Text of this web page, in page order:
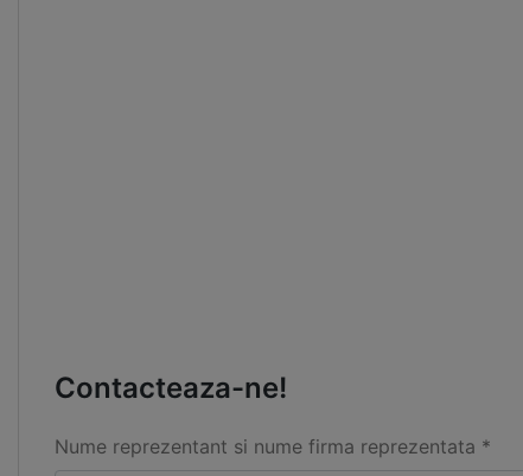
Contacteaza-ne!
Nume reprezentant si nume firma reprezentata *